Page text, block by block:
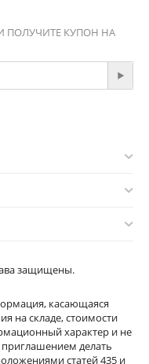
КУПОН НА
защищены.
касающаяся
на складе, стоимости
характер и не
делать
cтатей 435 и